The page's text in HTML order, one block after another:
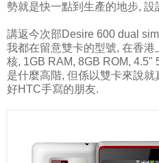
勢就是快一點到生產的地步,
講返今次部Desire 600 dual
我都在留意雙卡的型號, 在香
核, 1GB RAM, 8GB ROM, 4.5"
是什麼高階, 但係以雙卡來說
好HTC手寫的朋友.